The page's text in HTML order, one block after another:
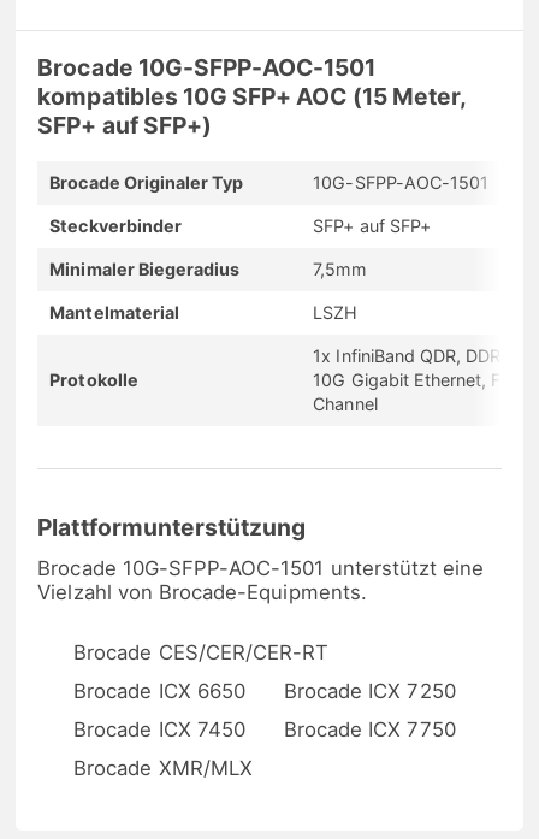
Brocade 10G-SFPP-AOC-1501
kompatibles 10G SFP+ AOC (15 Meter,
SFP+ auf SFP+)
Brocade Originaler Typ 10G-SFPP-AOC-1501
Steckverbinder SFP+ auf SFP+
Minimaler Biegeradius 7,5mm
Mantelmaterial LSZH
Protokolle
1x InfiniBand QDR, DDR,
10G Gigabit Ethernet, Fibre
Channel
Plattformunterstützung
Brocade 10G-SFPP-AOC-1501 unterstützt eine
Vielzahl von Brocade-Equipments.
Brocade CES/CER/CER-RT
Brocade ICX 6650
Brocade ICX 7250
Brocade ICX 7450
Brocade ICX 7750
Brocade XMR/MLX